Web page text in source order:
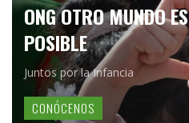
ONG OTRO MUNDO ES
POSIBLE
Juntos por la Infancia
CONÓCENOS